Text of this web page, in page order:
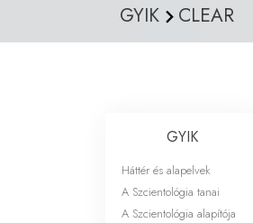
GYIK CLEAR
GYIK
Háttér és alapelvek
A Szcientológia tanai
A Szcientológia alapítója